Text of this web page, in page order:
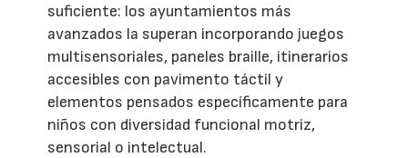
suficiente: los ayuntamientos más
avanzados la superan incorporando juegos
multisensoriales, paneles braille, itinerarios
accesibles con pavimento táctil y
elementos pensados específicamente para
niños con diversidad funcional motriz,
sensorial o intelectual.